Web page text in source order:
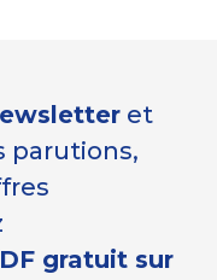
et
parutions,
gratuit sur